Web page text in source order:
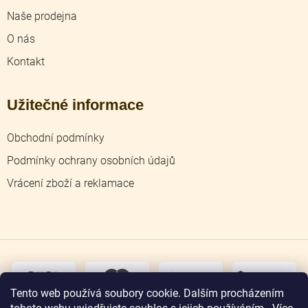
Tento web používá soubory cookie. Dalším procházením
Naše prodejna
O nás
Kontakt
Užitečné informace
Obchodní podmínky
Podmínky ochrany osobních údajů
Vrácení zboží a reklamace